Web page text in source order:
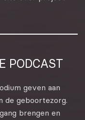
PODCAST
geven aan
de geboortezorg.
brengen en